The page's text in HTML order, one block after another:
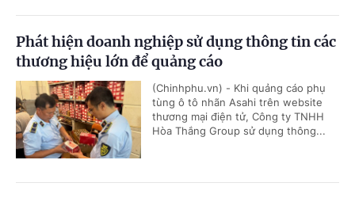
Phát hiện doanh nghiệp sử dụng thông tin các
thương hiệu lớn để quảng cáo
(Chinhphu.vn) - Khi quảng cáo phụ
tùng ô tô nhãn Asahi trên website
thương mại điện tử, Công ty TNHH
Hòa Thắng Group sử dụng thông...